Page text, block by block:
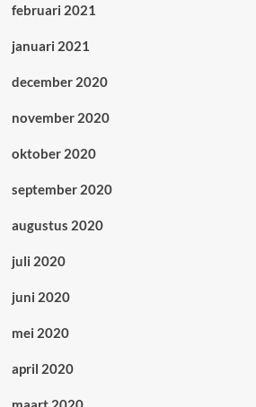
februari 2021
januari 2021
december 2020
november 2020
oktober 2020
september 2020
augustus 2020
juli 2020
juni 2020
mei 2020
april 2020